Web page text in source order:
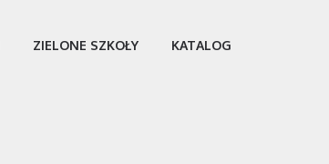
ZIELONE SZKOŁY KATALOG